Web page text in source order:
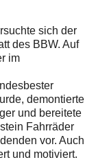
sich der
des BBW. Auf
im
demontierte
und bereitete
Fahrräder
vor. Auch
und motiviert.